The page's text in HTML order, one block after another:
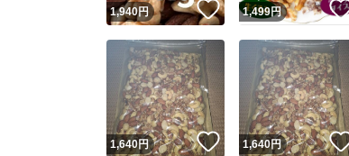
1,940円 いいね！
1,499円
1,640円 いいね！
1,640円